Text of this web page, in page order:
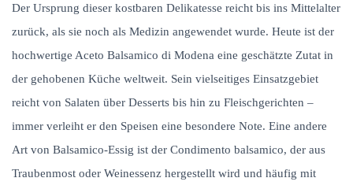
Der Ursprung dieser kostbaren Delikatesse reicht bis ins Mittelalter
zurück, als sie noch als Medizin angewendet wurde. Heute ist der
hochwertige Aceto Balsamico di Modena eine geschätzte Zutat in
der gehobenen Küche weltweit. Sein vielseitiges Einsatzgebiet
reicht von Salaten über Desserts bis hin zu Fleischgerichten –
immer verleiht er den Speisen eine besondere Note. Eine andere
Art von Balsamico-Essig ist der Condimento balsamico, der aus
Traubenmost oder Weinessenz hergestellt wird und häufig mit